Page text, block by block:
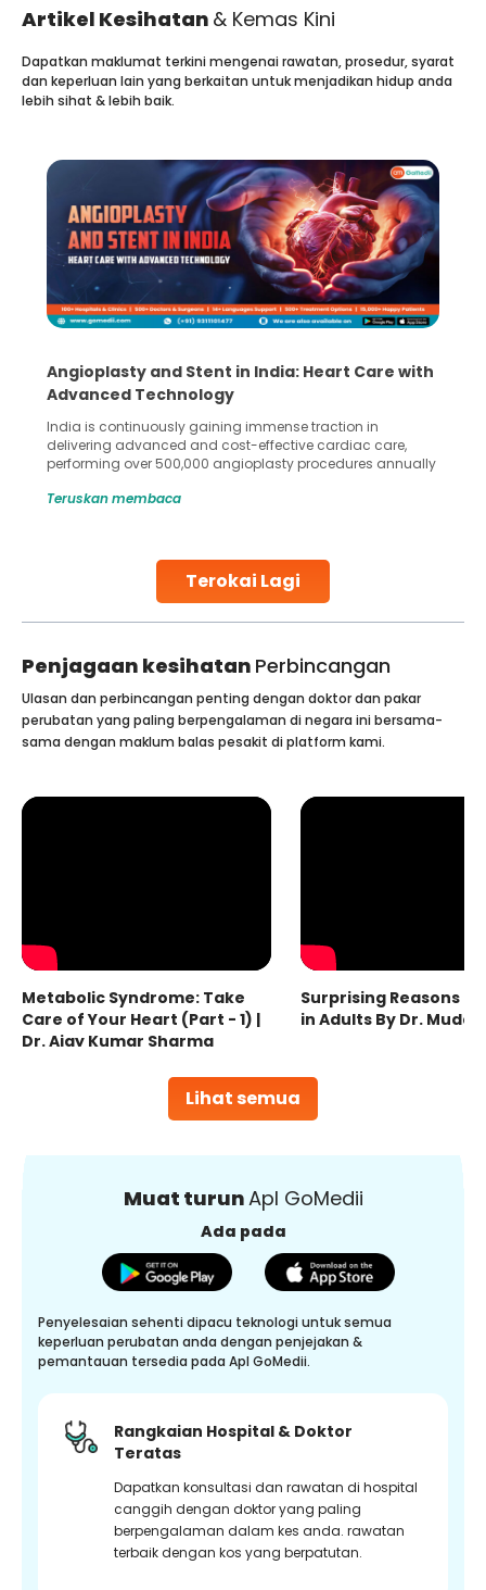
Artikel Kesihatan & Kemas Kini
Terokai Lagi
Dapatkan maklumat terkini mengenai rawatan, prosedur, syarat
dan keperluan lain yang berkaitan untuk menjadikan hidup anda
lebih sihat & lebih baik.
5 Essential Steps for Effective Human Sperm
Collection and Processing Methods
Human sperm collection and processing are critical steps
in advanced reproductive techniques like In Vitro
Fertilization (IVF) and intrauterine insemination (IUI). These
challenges and help couples achieve their dream of
collected, they process the
Teruskan membaca
Penjagaan kesihatan Perbincangan
Lihat semua
Ulasan dan perbincangan penting dengan doktor dan pakar
perubatan yang paling berpengalaman di negara ini bersama-
sama dengan maklum balas pesakit di platform kami.
Metabolic Syndrome: Take
Care of Your Heart (Part - 1) |
Dr. Ajay Kumar Sharma
Surprising Reasons
in Adults By Dr.
Muat turunApl GoMedii
Ada pada
Penyelesaian sehenti dipacu teknologi untuk semua
keperluan perubatan anda dengan penjejakan &
pemantauan tersedia pada Apl GoMedii.
Rangkaian Hospital & Doktor
Teratas
Dapatkan konsultasi dan rawatan di hospital
canggih dengan doktor yang paling
berpengalaman dalam kes anda. rawatan
terbaik dengan kos yang berpatutan.